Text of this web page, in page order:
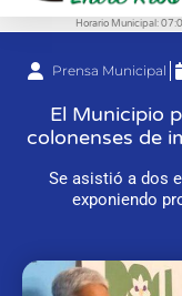
Horario Municipal:
Prensa Municipal
El Municipio
colonenses de
Se asistió a dos
exponiendo